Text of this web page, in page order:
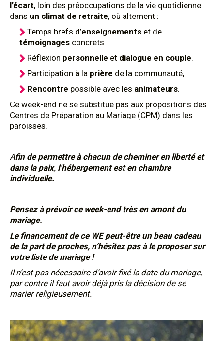
l’écart, loin des préoccupations de la vie quotidienne
dans un climat de retraite, où alternent :
Temps brefs d’enseignements et de
témoignages concrets
Réflexion personnelle et dialogue en couple.
Participation à la prière de la communauté,
Rencontre possible avec les animateurs.
Ce week-end ne se substitue pas aux propositions des
Centres de Préparation au Mariage (CPM) dans les
paroisses.
Afin de permettre à chacun de cheminer en liberté et
dans la paix, l’hébergement est en chambre
individuelle.
Pensez à prévoir ce week-end très en amont du
mariage.
Le financement de ce WE peut-être un beau cadeau
de la part de proches, n’hésitez pas à le proposer sur
votre liste de mariage !
Il n’est pas nécessaire d’avoir fixé la date du mariage,
par contre il faut avoir déjà pris la décision de se
marier religieusement.